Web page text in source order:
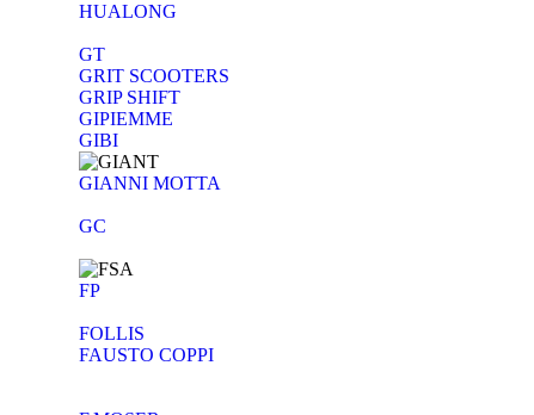
HUALONG
GT
GRIT SCOOTERS
GRIP SHIFT
GIPIEMME
GIBI
GIANNI MOTTA
GC
FP
FOLLIS
FAUSTO COPPI